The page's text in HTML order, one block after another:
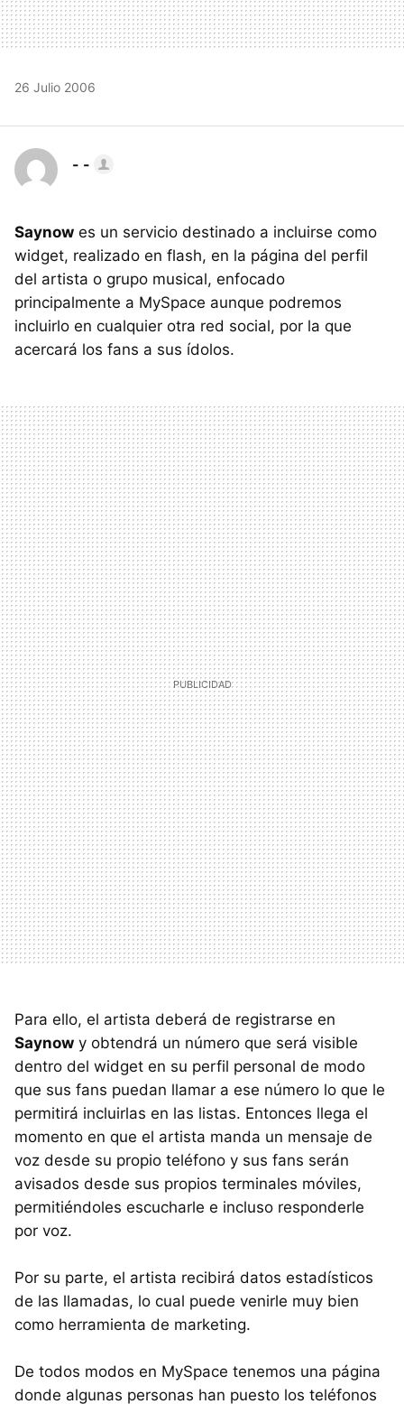
26 Julio 2006
- -
Saynow es un servicio destinado a incluirse como
widget, realizado en flash, en la página del perfil
del artista o grupo musical, enfocado
principalmente a MySpace aunque podremos
incluirlo en cualquier otra red social, por la que
acercará los fans a sus ídolos.
Para ello, el artista deberá de registrarse en
Saynow y obtendrá un número que será visible
dentro del widget en su perfil personal de modo
que sus fans puedan llamar a ese número lo que le
permitirá incluirlas en las listas. Entonces llega el
momento en que el artista manda un mensaje de
voz desde su propio teléfono y sus fans serán
avisados desde sus propios terminales móviles,
permitiéndoles escucharle e incluso responderle
por voz.
Por su parte, el artista recibirá datos estadísticos
de las llamadas, lo cual puede venirle muy bien
como herramienta de marketing.
De todos modos en MySpace tenemos una página
donde algunas personas han puesto los teléfonos